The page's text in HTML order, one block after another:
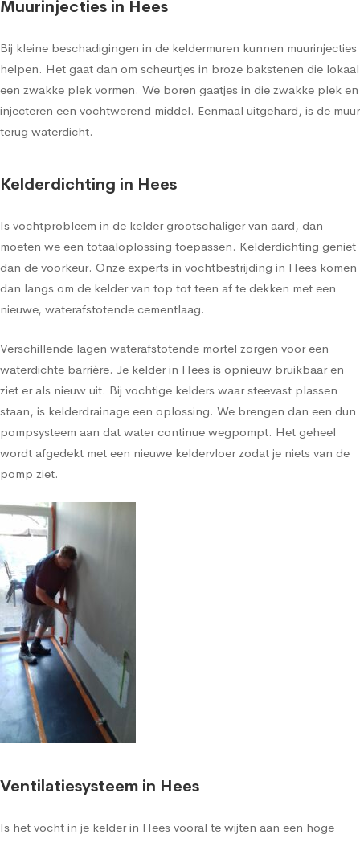
Muurinjecties in Hees
Bij kleine beschadigingen in de keldermuren kunnen muurinjecties
helpen. Het gaat dan om scheurtjes in broze bakstenen die lokaal
een zwakke plek vormen. We boren gaatjes in die zwakke plek en
injecteren een vochtwerend middel. Eenmaal uitgehard, is de muur
terug waterdicht.
Kelderdichting in Hees
Is vochtprobleem in de kelder grootschaliger van aard, dan
moeten we een totaaloplossing toepassen. Kelderdichting geniet
dan de voorkeur. Onze experts in vochtbestrijding in Hees komen
dan langs om de kelder van top tot teen af te dekken met een
nieuwe, waterafstotende cementlaag.
Verschillende lagen waterafstotende mortel zorgen voor een
waterdichte barrière. Je kelder in Hees is opnieuw bruikbaar en
ziet er als nieuw uit. Bij vochtige kelders waar steevast plassen
staan, is kelderdrainage een oplossing. We brengen dan een dun
pompsysteem aan dat water continue wegpompt. Het geheel
wordt afgedekt met een nieuwe keldervloer zodat je niets van de
pomp ziet.
Ventilatiesysteem in Hees
Is het vocht in je kelder in Hees vooral te wijten aan een hoge